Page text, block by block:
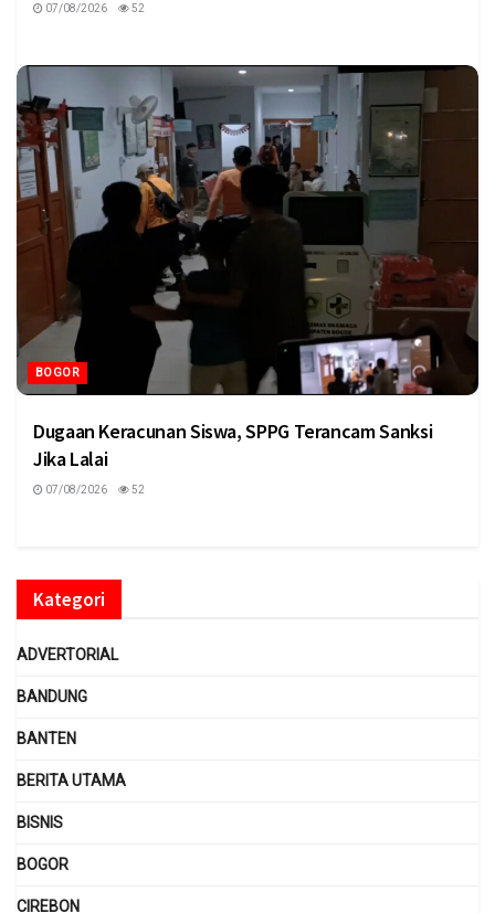
07/08/2026 52
BOGOR
Dugaan Keracunan Siswa, SPPG Terancam Sanksi
Jika Lalai
07/08/2026 52
Kategori
ADVERTORIAL
BANDUNG
BANTEN
BERITA UTAMA
BISNIS
BOGOR
CIREBON